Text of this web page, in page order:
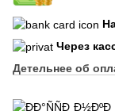
Через
Детельнее об